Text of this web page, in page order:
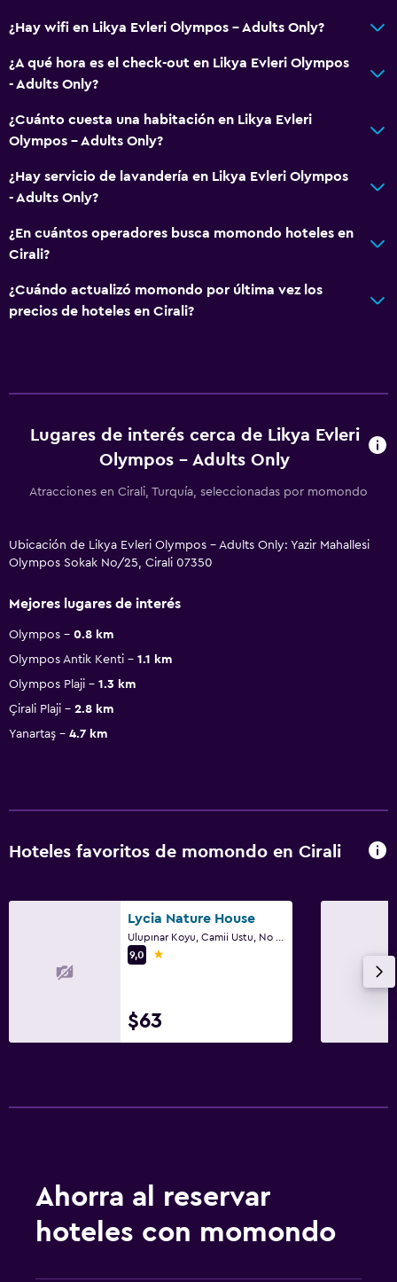
¿Hay wifi en Likya Evleri Olympos - Adults Only?
¿A qué hora es el check-out en Likya Evleri Olympos
- Adults Only?
¿Cuánto cuesta una habitación en Likya Evleri
Olympos - Adults Only?
¿Hay servicio de lavandería en Likya Evleri Olympos
- Adults Only?
¿En cuántos operadores busca momondo hoteles en
Cirali?
¿Cuándo actualizó momondo por última vez los
precios de hoteles en Cirali?
Lugares de interés cerca de Likya Evleri
Olympos - Adults Only
Atracciones en Cirali, Turquía, seleccionadas por momondo
Ubicación de Likya Evleri Olympos - Adults Only: Yazir Mahallesi
Olympos Sokak No/25, Cirali 07350
Mejores lugares de interés
Olympos
0.8 km
Olympos Antik Kenti
1.1 km
Olympos Plaji
1.3 km
Çirali Plaji
2.8 km
Yanartaş
4.7 km
Hoteles favoritos de momondo en Cirali
Lycia Nature House
9,0
1 estrella
$63
Ahorra al reservar
hoteles con momondo